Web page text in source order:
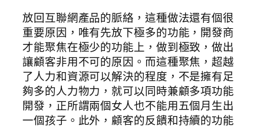
放回互聯網產品的脈絡，這種做法還有個很
重要原因，唯有先放下極多的功能，開發商
才能聚焦在極少的功能上，做到極致，做出
讓顧客非用不可的原因。而這種聚焦，超越
了人力和資源可以解決的程度，不是擁有足
夠多的人力物力，就可以同時兼顧多項功能
開發，正所謂兩個女人也不能用五個月生出
一個孩子。此外，顧客的反饋和持續的功能